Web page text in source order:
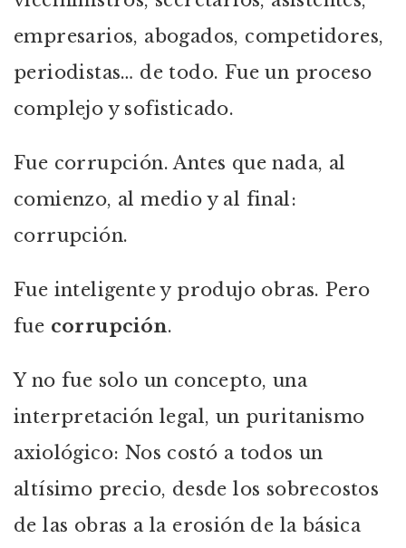
empresarios, abogados, competidores,
periodistas… de todo. Fue un proceso
complejo y sofisticado.
Fue corrupción. Antes que nada, al
comienzo, al medio y al final:
corrupción.
Fue inteligente y produjo obras. Pero
fue corrupción.
Y no fue solo un concepto, una
interpretación legal, un puritanismo
axiológico: Nos costó a todos un
altísimo precio, desde los sobrecostos
de las obras a la erosión de la básica